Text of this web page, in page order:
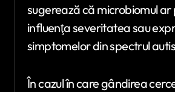
sugerează că microbiomul ar
influenţa severitatea sau
simptomelor din spectrul
În cazul în care gândirea